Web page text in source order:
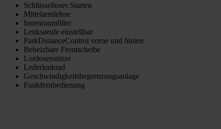
Schlüsselloses Starten
Mittelarmlehne
Innenraumfilter
Lenksaeule einstellbar
ParkDistanceControl vorne und hinten
Beheizbare Frontscheibe
Lordosenstütze
Lederlenkrad
Geschwindigkeitsbegrenzungsanlage
Funkfernbedienung